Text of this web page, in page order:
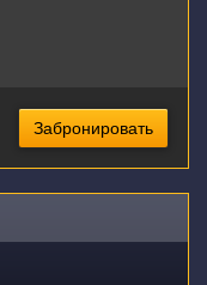
Забронировать